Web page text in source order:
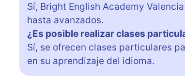
Sí, Bright English Academy
hasta avanzados.
¿Es posible realizar clases
Sí, se ofrecen clases particulares
en su aprendizaje del idioma.